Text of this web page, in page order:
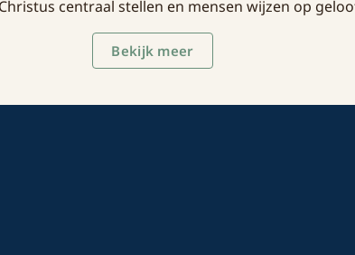
centraal stellen en mensen wijzen op
Bekijk meer